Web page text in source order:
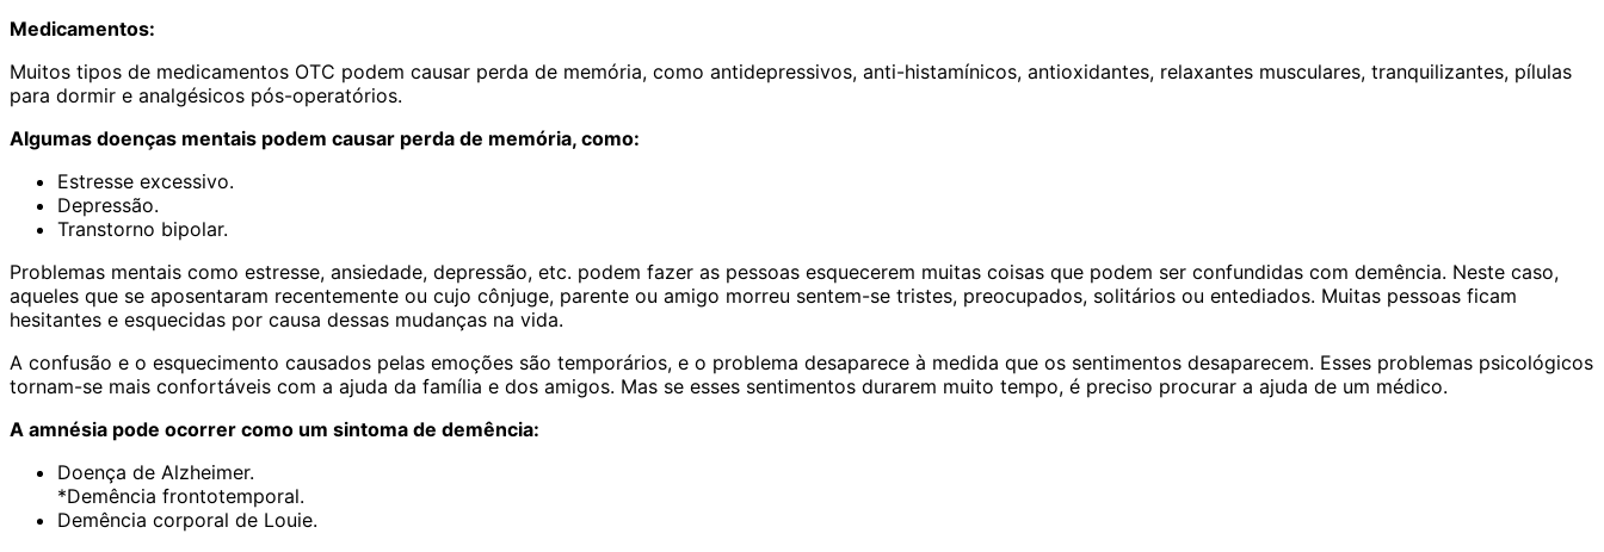
Medicamentos:
Muitos tipos de medicamentos OTC podem causar perda de memória, como antidepressivos, anti-histamínicos, antioxidantes, relaxantes musculares, tranquilizantes, pílulas
para dormir e analgésicos pós-operatórios.
Algumas doenças mentais podem causar perda de memória, como:
Estresse excessivo.
Depressão.
Transtorno bipolar.
Problemas mentais como estresse, ansiedade, depressão, etc. podem fazer as pessoas esquecerem muitas coisas que podem ser confundidas com demência. Neste caso,
aqueles que se aposentaram recentemente ou cujo cônjuge, parente ou amigo morreu sentem-se tristes, preocupados, solitários ou entediados. Muitas pessoas ficam
hesitantes e esquecidas por causa dessas mudanças na vida.
A confusão e o esquecimento causados pelas emoções são temporários, e o problema desaparece à medida que os sentimentos desaparecem. Esses problemas psicológicos
tornam-se mais confortáveis com a ajuda da família e dos amigos. Mas se esses sentimentos durarem muito tempo, é preciso procurar a ajuda de um médico.
A amnésia pode ocorrer como um sintoma de demência:
Doença de Alzheimer.
*Demência frontotemporal.
Demência corporal de Louie.